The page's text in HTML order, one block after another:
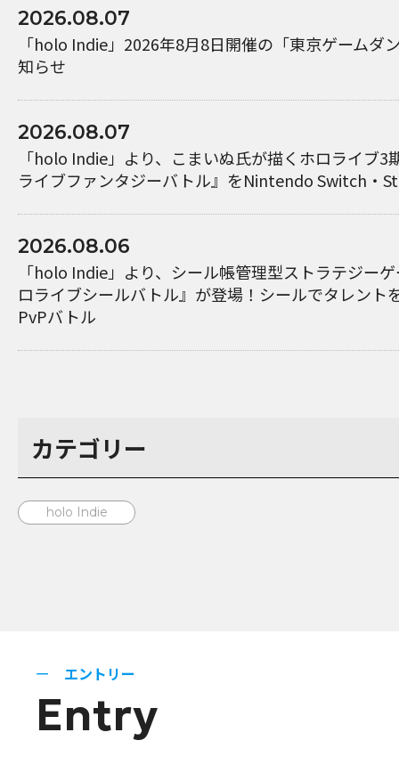
2026.08.07
「holo Indie」2026年8月8日開催の「東京ゲームダ
知らせ
2026.08.07
「holo Indie」より、こまいぬ氏が描くホロライブ3
ライブファンタジーバトル』をNintendo Switch・
2026.08.06
「holo Indie」より、シール帳管理型ストラテジー
ロライブシールバトル』が登場！シールでタレント
PvPバトル
カテゴリー
holo Indie
エントリー
Entry